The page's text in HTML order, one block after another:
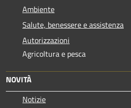
Ambiente
Salute, benessere e assistenza
Autorizzazioni
Agricoltura e pesca
NOVITÀ
Notizie